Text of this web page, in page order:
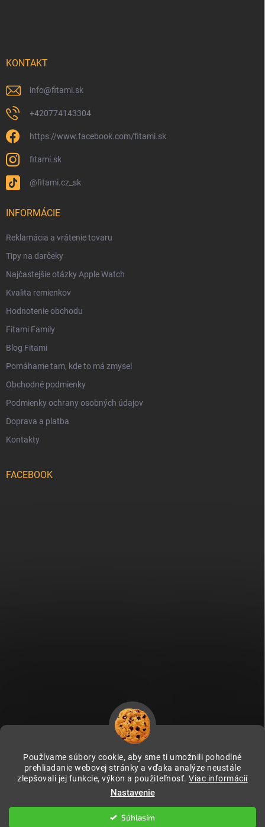
Používame súbory cookie, aby sme ti umožnili pohodlné
prehliadanie webovej stránky a vďaka analýze neustále
zlepšovali jej funkcie, výkon a použiteľnosť.Viac informácií
Nastavenie
Súhlasím
KONTAKT
info@fitami.sk
+420774143304
https://www.facebook.com/fitami.sk
fitami.sk
@fitami.cz_sk
INFORMÁCIE
Reklamácia a vrátenie tovaru
Tipy na darčeky
Najčastejšie otázky Apple Watch
Kvalita remienkov
Hodnotenie obchodu
Fitami Family
Blog Fitami
Pomáhame tam, kde to má zmysel
Obchodné podmienky
Podmienky ochrany osobných údajov
Doprava a platba
Kontakty
FACEBOOK
Fitami.cz Fitami.hu